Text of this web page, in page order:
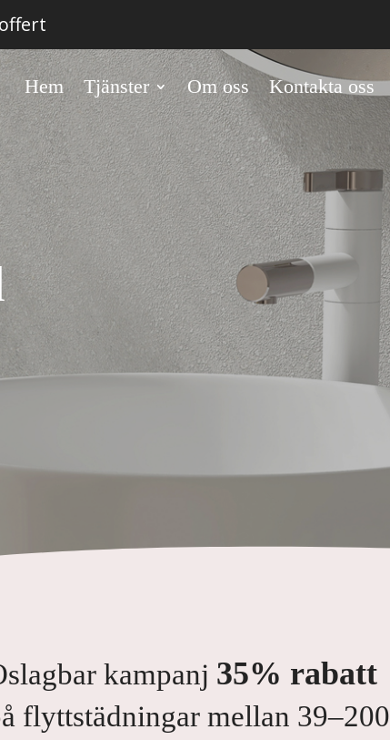
Hem Tjänster Om oss Kontakta oss
kampanj 35% rabatt
flyttstädningar mellan 39–200